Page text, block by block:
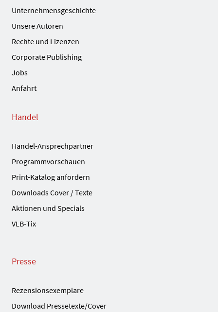
Unternehmensgeschichte
Unsere Autoren
Rechte und Lizenzen
Corporate Publishing
Jobs
Anfahrt
Handel
Handel-Ansprechpartner
Programmvorschauen
Print-Katalog anfordern
Downloads Cover / Texte
Aktionen und Specials
VLB-Tix
Presse
Rezensionsexemplare
Download Pressetexte/Cover